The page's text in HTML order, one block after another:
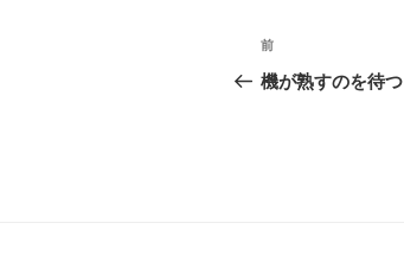
投
稿
前
の
前
機が熟すのを待つ